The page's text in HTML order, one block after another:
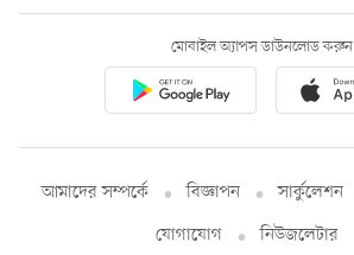
মোবাইল অ্যাপস ডাউনলোড করুন
আমাদের সম্পর্কে বিজ্ঞাপন সার্কুলেশন
যোগাযোগ
নিউজলেটার